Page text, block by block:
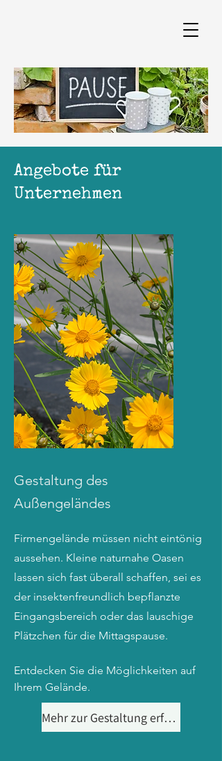
Angebote für
Unternehmen
Gestaltung des
Außengeländes
Firmengelände müssen nicht eintönig
aussehen. Kleine naturnahe Oasen
lassen sich fast überall schaffen, sei es
der insektenfreundlich bepflanzte
Eingangsbereich oder das lauschige
Plätzchen für die Mittagspause.
Entdecken Sie die Möglichkeiten auf
Ihrem Gelände.
Mehr zur Gestaltung erfahren